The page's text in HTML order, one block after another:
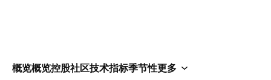
概览概览控股社区技术指标季节性更多